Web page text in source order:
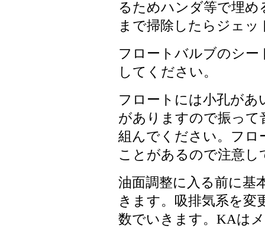
るためハンダ等で埋
まで掃除したらジェ
フロートバルブのシー
してください。
フロートには小孔が
がありますので振っ
組んでください。フロ
ことがあるので注意し
油面調整に入る前に基
きます。吸排気系を
数でいきます。KAは